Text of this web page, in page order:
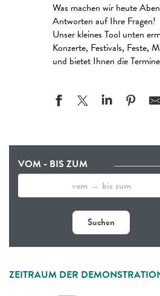
Was machen wir heute
Antworten auf Ihre Fragen!
Unser kleines Tool unten
Konzerte, Festivals, Feste,
und bietet Ihnen die
VOM - BIS ZUM
Suchen
ZEITRAUM DER